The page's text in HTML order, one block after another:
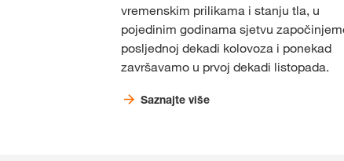
vremenskim prilikama i stanju tla, u
pojedinim godinama sjetvu
posljednoj dekadi kolovoza i ponekad
završavamo u prvoj dekadi listopada.
Saznajte više